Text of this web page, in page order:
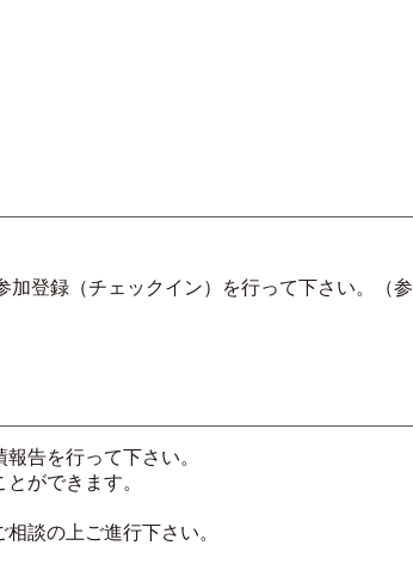
登録（チェックイン）を行って下さい。（参
告を行って下さい。
ができます。
談の上ご進行下さい。